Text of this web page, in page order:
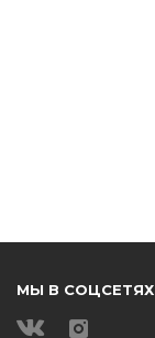
МЫ В СОЦСЕТЯХ